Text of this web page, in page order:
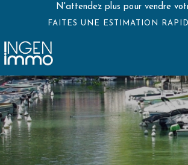
N'attendez plus pour vendre
FAITES UNE ESTIMATION